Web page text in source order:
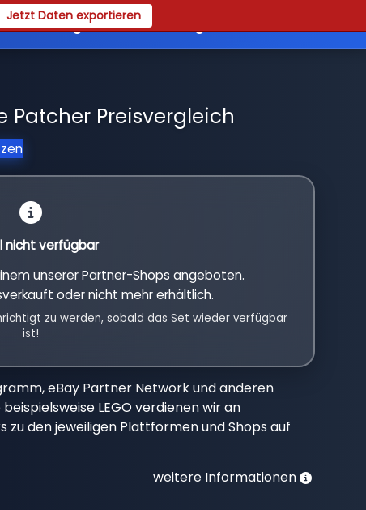
Jetzt Daten exportieren
Registrieren
Patcher Preisvergleich
nicht verfügbar
unserer Partner-Shops angeboten.
oder nicht mehr erhältlich.
zu werden, sobald das Set wieder verfügbar
ist!
eBay Partner Network und anderen
LEGO verdienen wir an
zu den jeweiligen Plattformen und Shops auf
weitere Informationen